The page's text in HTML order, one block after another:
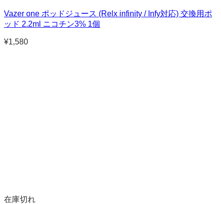
Vazer one ポッドジュース (Relx infinity / Infy対応) 交換用ポ
ッド 2.2ml ニコチン3% 1個
¥1,580
在庫切れ